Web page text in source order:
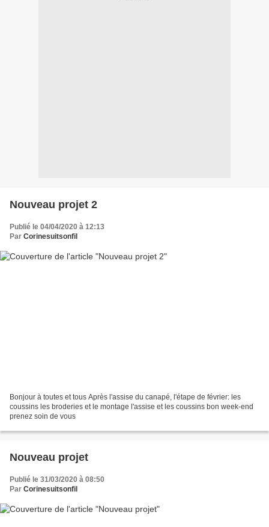
Nouveau projet 2
Publié le 04/04/2020 à 12:13
Par Corinesuitsonfil
Bonjour à toutes et tous Après l'assise du canapé, l'étape de février: les
coussins les broderies et le montage l'assise et les coussins bon week-end
prenez soin de vous
Nouveau projet
Publié le 31/03/2020 à 08:50
Par Corinesuitsonfil